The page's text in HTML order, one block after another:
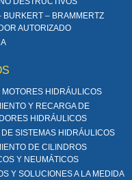
BURKERT – BRAMMERTZ
AUTORIZADO
MOTORES HIDRÁULICOS
Y RECARGA DE
HIDRÁULICOS
DE SISTEMAS HIDRÁULICOS
DE CILINDROS
Y NEUMÁTICOS
Y SOLUCIONES A LA MEDIDA